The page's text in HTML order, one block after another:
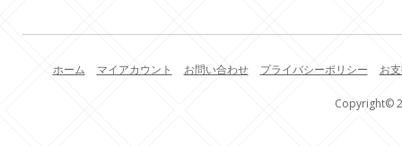
ホーム マイアカウント お問い合わせ プライバシーポリシー お
Copyright©